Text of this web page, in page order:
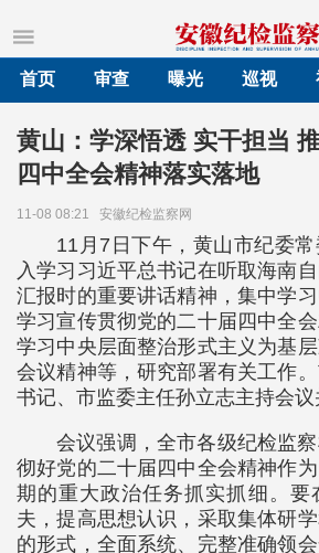
首页
审查 曝光 巡视
黄山：学深悟透 实干担当
四中全会精神落实落地
11-08 08:21 安徽纪检监察网
11月7日下午，黄山市纪委
入学习习近平总书记在听取海南
汇报时的重要讲话精神，集中学
学习宣传贯彻党的二十届四中全
学习中央层面整治形式主义为基
会议精神等，研究部署有关工作
书记、市监委主任孙立志主持会议
会议强调，全市各级纪检监
彻好党的二十届四中全会精神作
期的重大政治任务抓实抓细。要
夫，提高思想认识，采取集体研
的形式，全面系统、完整准确领